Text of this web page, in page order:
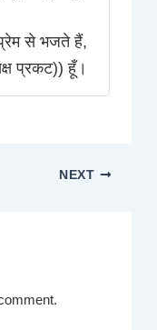
से भजते हैं,
प्रकट)) हूँ।
NEXT